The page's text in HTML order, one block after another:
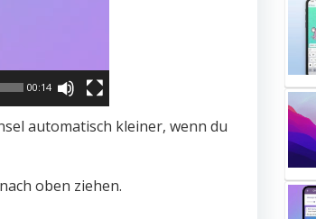
00:14
automatisch kleiner, wenn du
oben ziehen.